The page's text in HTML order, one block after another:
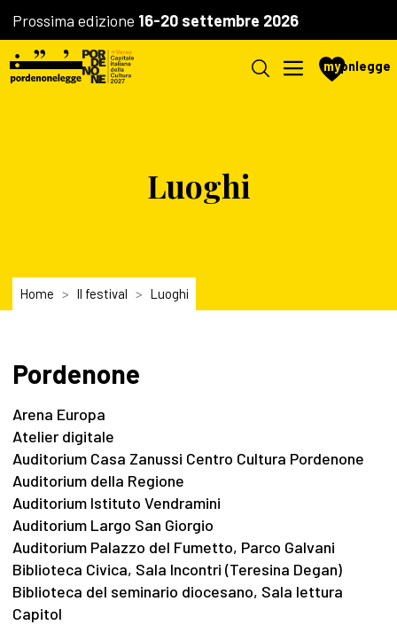
Prossima edizione 16-20 settembre 2026
mypnlegge
Luoghi
Home Il festival Luoghi
Pordenone
Arena Europa
Atelier digitale
Auditorium Casa Zanussi Centro Cultura Pordenone
Auditorium della Regione
Auditorium Istituto Vendramini
Auditorium Largo San Giorgio
Auditorium Palazzo del Fumetto, Parco Galvani
Biblioteca Civica, Sala Incontri (Teresina Degan)
Biblioteca del seminario diocesano, Sala lettura
Capitol